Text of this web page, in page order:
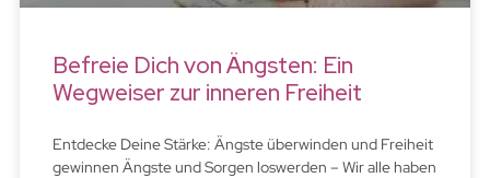
Befreie Dich von Ängsten: Ein
Wegweiser zur inneren Freiheit
Entdecke Deine Stärke: Ängste überwinden und Freiheit
gewinnen Ängste und Sorgen loswerden – Wir alle haben